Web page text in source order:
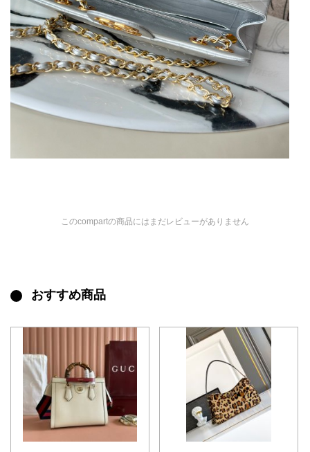
このcompartの商品にはまだレビューがありません
おすすめ商品